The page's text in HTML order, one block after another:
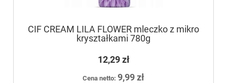
CIF CREAM LILA FLOWER mleczko z mikro
kryształkami 780g
12,29 zł
Cena netto: 9,99 zł